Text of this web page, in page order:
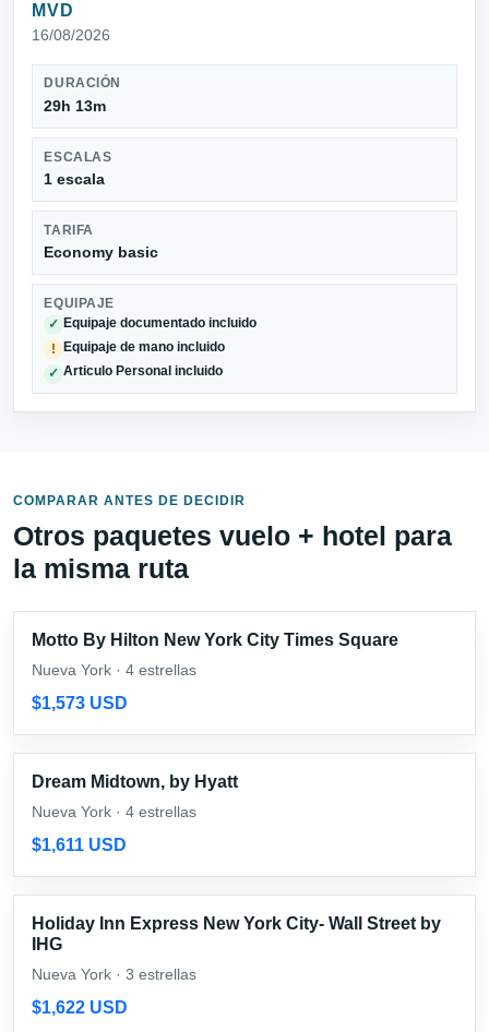
MVD
16/08/2026
DURACIÓN
29h 13m
ESCALAS
1 escala
TARIFA
Economy basic
EQUIPAJE
✓ Equipaje documentado incluido
! Equipaje de mano incluido
✓ Articulo Personal incluido
COMPARAR ANTES DE DECIDIR
Otros paquetes vuelo + hotel para
la misma ruta
Motto By Hilton New York City Times Square
Nueva York · 4 estrellas
$1,573 USD
Dream Midtown, by Hyatt
Nueva York · 4 estrellas
$1,611 USD
Holiday Inn Express New York City- Wall Street by
IHG
Nueva York · 3 estrellas
$1,622 USD